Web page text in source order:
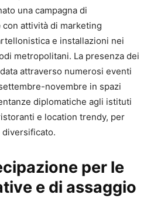
una campagna di
con attività di marketing
e installazioni nei
metropolitani. La presenza dei
attraverso numerosi eventi
novembre in spazi
diplomatiche agli istituti
e location trendy, per
per le
e di assaggio